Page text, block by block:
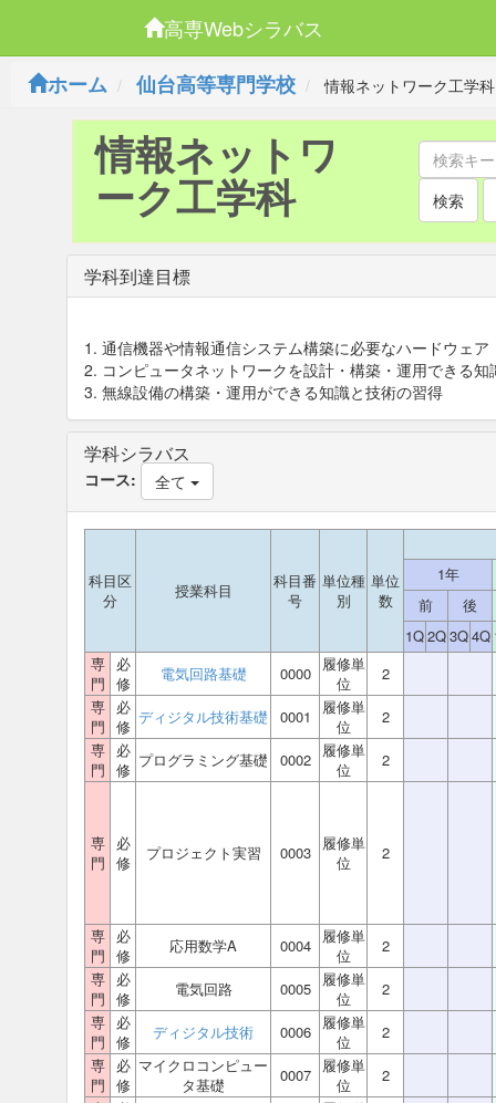
高専Webシラバス
ホーム
仙台高等専門学校 情報ネットワーク工学科
情報ネットワ
ーク工学科 検索
学科到達目標
1. 通信機器や情報通信システム構築に必要なハードウェ
2. コンピュータネットワークを設計・構築・運用できる知
3. 無線設備の構築・運用ができる知識と技術の習得
学科シラバス
コース: 全て
科目区
分
授業科目
科目番
号
単位種
別
単位
数
1年
前
後
1Q2Q3Q4Q
専
門
必
修
電気回路基礎 0000
履修単
位
2
専
門
必
修 ディジタル技術基礎 0001
履修単
位
2
専
門
必
修 プログラミング基礎 0002
履修単
位
2
専
門
必
修
プロジェクト実習 0003
履修単
位
2
専
門
必
修
応用数学A 0004
履修単
位
2
専
門
必
修
電気回路 0005
履修単
位
2
専
門
必
修
ディジタル技術 0006
履修単
位
2
専
門
必
修
マイクロコンピュー
タ基礎
0007
履修単
位
2